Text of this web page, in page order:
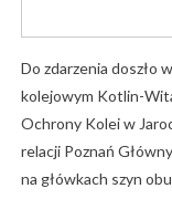
Do zdarzenia doszło
kolejowym Kotlin-
Ochrony Kolei w
relacji Poznań
na główkach szyn